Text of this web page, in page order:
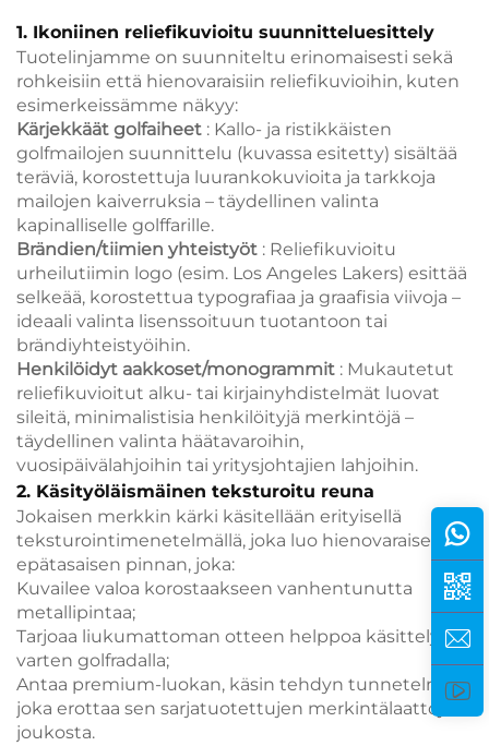
1. Ikoniinen reliefikuvioitu suunnitteluesittely
Tuotelinjamme on suunniteltu erinomaisesti sekä
rohkeisiin että hienovaraisiin reliefikuvioihin, kuten
esimerkeissämme näkyy:
Kärjekkäät golfaiheet : Kallo- ja ristikkäisten
golfmailojen suunnittelu (kuvassa esitetty) sisältää
teräviä, korostettuja luurankokuvioita ja tarkkoja
mailojen kaiverruksia – täydellinen valinta
kapinalliselle golffarille.
Brändien/tiimien yhteistyöt : Reliefikuvioitu
urheilutiimin logo (esim. Los Angeles Lakers) esittää
selkeää, korostettua typografiaa ja graafisia viivoja –
ideaali valinta lisenssoituun tuotantoon tai
brändiyhteistyöihin.
Henkilöidyt aakkoset/monogrammit : Mukautetut
reliefikuvioitut alku- tai kirjainyhdistelmät luovat
sileitä, minimalistisia henkilöityjä merkintöjä –
täydellinen valinta häätavaroihin,
vuosipäivälahjoihin tai yritysjohtajien lahjoihin.
2. Käsityöläismäinen teksturoitu reuna
Jokaisen merkkin kärki käsitellään erityisellä
teksturointimenetelmällä, joka luo hienovaraisen,
epätasaisen pinnan, joka:
Kuvailee valoa korostaakseen vanhentunutta
metallipintaa;
Tarjoaa liukumattoman otteen helppoa käsittelyä
varten golfradalla;
Antaa premium-luokan, käsin tehdyn tunnetelman,
joka erottaa sen sarjatuotettujen merkintälaattojen
joukosta.